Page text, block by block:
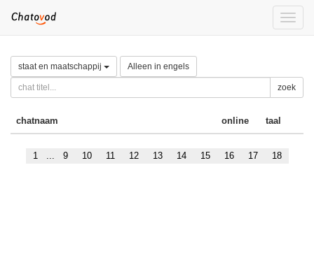
Toggle
staat en maatschappij Alleen in engels
zoek
chatnaam online taal
1 ... 9 10 11 12 13 14 15 16 17 18